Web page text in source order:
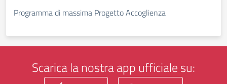
Programma di massima Progetto Accoglienza
Scarica la nostra app ufficiale su: